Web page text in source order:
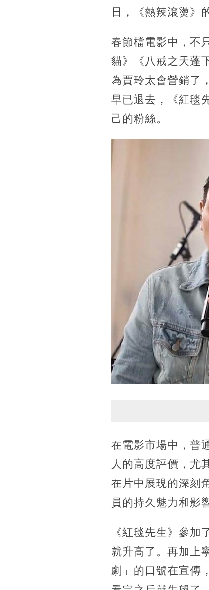
日，《熱辣滾燙》
春節檔電影中，不
貓》《八戒之天蓬
為賈玲太會營銷了
早已退去，《紅毯
己的粉絲。
在電影市場中，普
人的高度評價，尤
在片中展現的深刻
員的持久魅力和影
《紅毯先生》參
就升高了。再加上
劇」的口號在宣傳